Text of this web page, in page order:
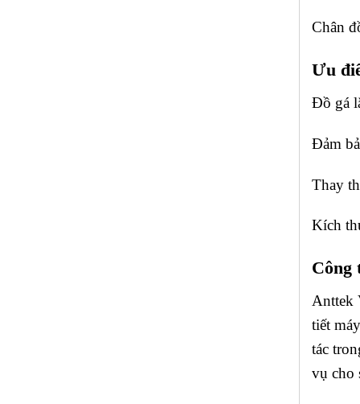
Chân
Ưu
Đồ gá
Đảm
Thay
Kích
Công
Anttek
tiết
tác
vụ cho